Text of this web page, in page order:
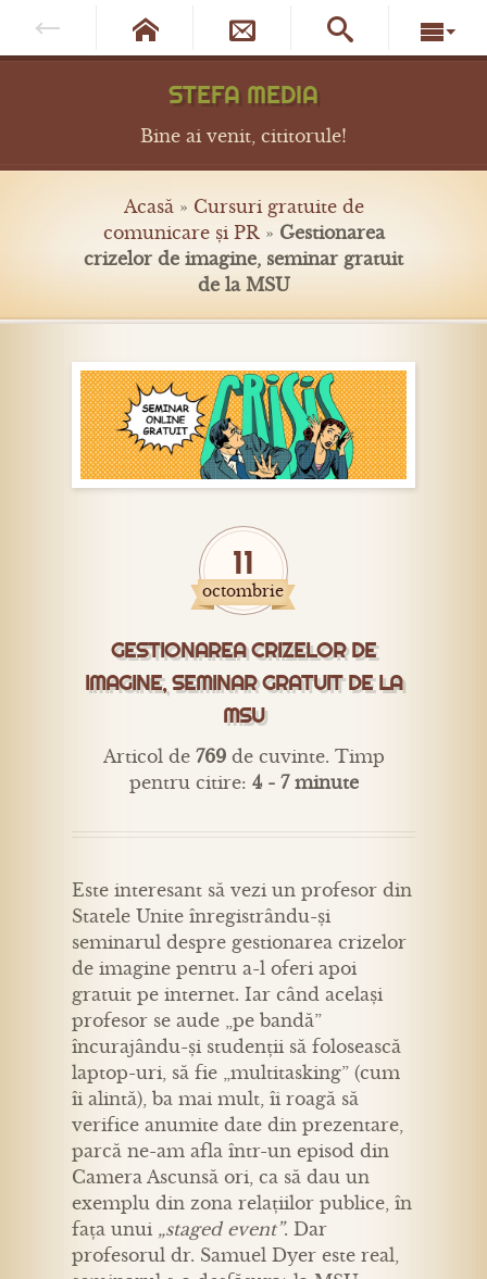
STEFA MEDIA
Bine ai venit, cititorule!
Acasă» Cursuri gratuite de
comunicare și PR» Gestionarea
crizelor de imagine, seminar gratuit
de la MSU
11
octombrie
GESTIONAREA CRIZELOR DE
IMAGINE, SEMINAR GRATUIT DE LA
MSU
Articol de 769de cuvinte. Timp
pentru citire: 4 - 7 minute
Este interesant să vezi un profesor din
Statele Unite înregistrându-și
seminarul despre gestionarea crizelor
de imagine pentru a-l oferi apoi
gratuit pe internet. Iar când același
profesor se aude „pe bandă”
încurajându-și studenții să folosească
laptop-uri, să fie „multitasking” (cum
îi alintă), ba mai mult, îi roagă să
verifice anumite date din prezentare,
parcă ne-am afla într-un episod din
Camera Ascunsă ori, ca să dau un
exemplu din zona relațiilor publice, în
fața unui „staged event”. Dar
profesorul dr. Samuel Dyer este real,
   